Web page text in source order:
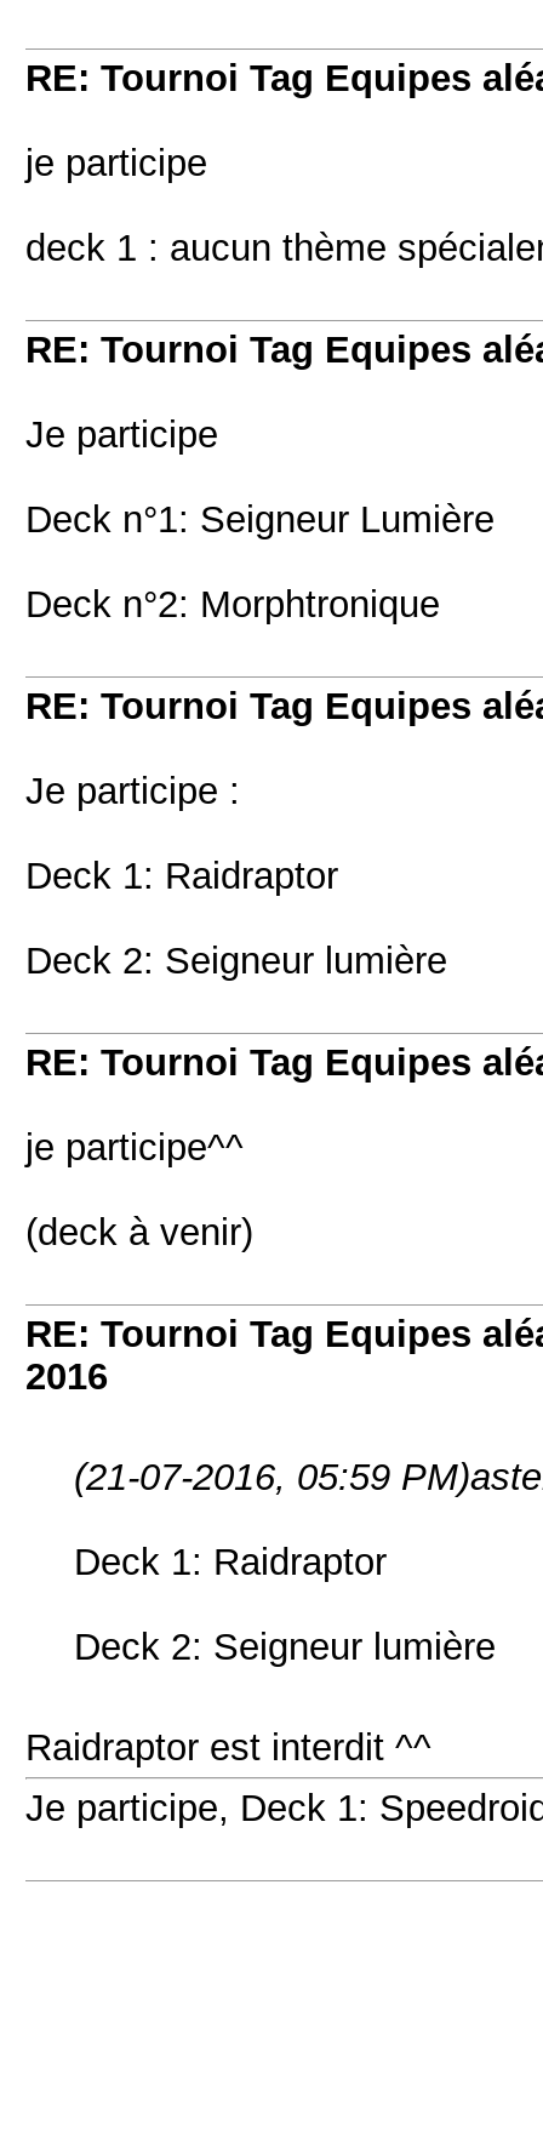
RE: Tournoi Tag Equipes
je participe
deck 1 : aucun thème
RE: Tournoi Tag Equipes
Je participe
Deck n°1: Seigneur Lumière
Deck n°2: Morphtronique
RE: Tournoi Tag Equipes
Je participe :
Deck 1: Raidraptor
Deck 2: Seigneur lumière
RE: Tournoi Tag Equipes
je participe^^
(deck à venir)
RE: Tournoi Tag Equipes
2016
(21-07-2016, 05:59 PM)
Deck 1: Raidraptor
Deck 2: Seigneur lumière
Raidraptor est interdit ^^
Je participe, Deck 1: